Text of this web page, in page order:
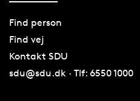
Find person
Find vej
Kontakt SDU
sdu@sdu.dk · Tlf: 6550 1000